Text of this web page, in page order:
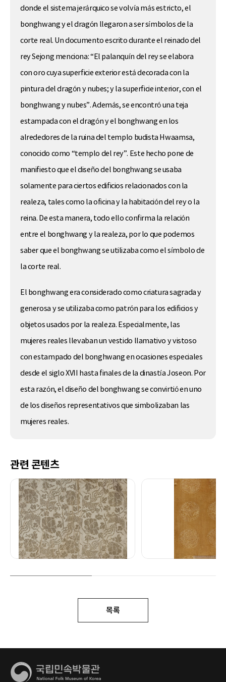
donde el sistema jerárquico se volvía más estricto, el
bonghwang y el dragón llegaron a ser símbolos de la
corte real. Un documento escrito durante el reinado del
rey Sejong menciona: “El palanquín del rey se elabora
con oro cuya superficie exterior está decorada con la
pintura del dragón y nubes; y la superficie interior, con el
bonghwang y nubes”. Además, se encontró una teja
estampada con el dragón y el bonghwang en los
alrededores de la ruina del templo budista Hwaamsa,
conocido como “templo del rey”. Este hecho pone de
manifiesto que el diseño del bonghwang se usaba
solamente para ciertos edificios relacionados con la
realeza, tales como la oficina y la habitación del rey o la
reina. De esta manera, todo ello confirma la relación
entre el bonghwang y la realeza, por lo que podemos
saber que el bonghwang se utilizaba como el símbolo de
la corte real.
El bonghwang era considerado como criatura sagrada y
generosa y se utilizaba como patrón para los edificios y
objetos usados por la realeza. Especialmente, las
mujeres reales llevaban un vestido llamativo y vistoso
con estampado del bonghwang en ocasiones especiales
desde el siglo XVII hasta finales de la dinastía Joseon. Por
esta razón, el diseño del bonghwang se convirtió en uno
de los diseños representativos que simbolizaban las
mujeres reales.
관련 콘텐츠
목록